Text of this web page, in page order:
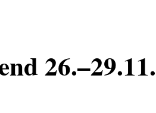
26.–29.11.